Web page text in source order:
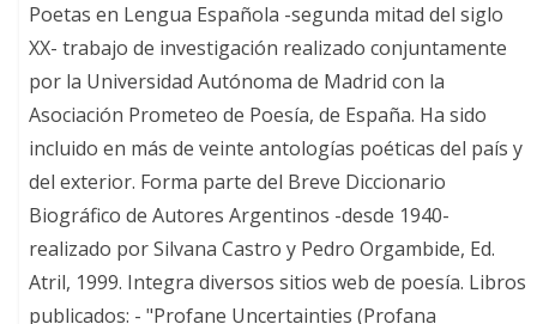
Poetas en Lengua Española -segunda mitad del siglo
XX- trabajo de investigación realizado conjuntamente
por la Universidad Autónoma de Madrid con la
Asociación Prometeo de Poesía, de España. Ha sido
incluido en más de veinte antologías poéticas del país y
del exterior. Forma parte del Breve Diccionario
Biográfico de Autores Argentinos -desde 1940-
realizado por Silvana Castro y Pedro Orgambide, Ed.
Atril, 1999. Integra diversos sitios web de poesía. Libros
publicados: - "Profane Uncertainties (Profana